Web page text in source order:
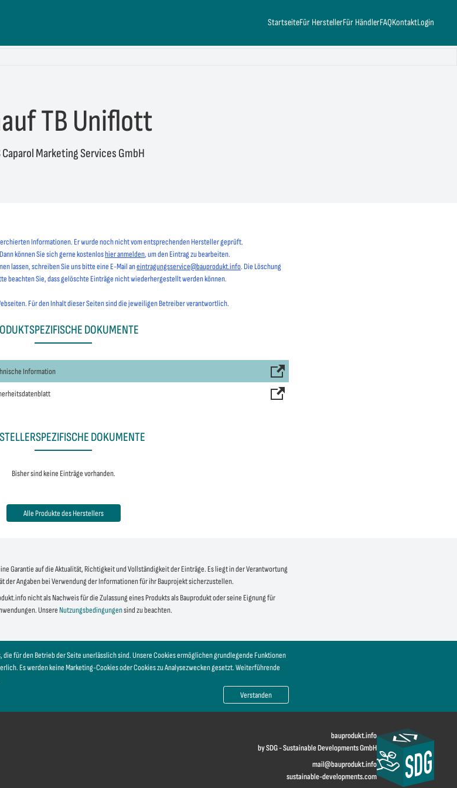
StartseiteFür HerstellerFür HändlerFAQKontaktLogin
TB Uniflott
Caparol Marketing Services GmbH
Informationen. Er wurde noch nicht vom entsprechenden Hersteller geprüft.
können Sie sich gerne kostenloshier anmelden, um den Eintrag zu bearbeiten.
lassen, schreiben Sie uns bitte eine E-Mail aneintragungsservice@bauprodukt.info. Die Löschung
beachten Sie, dass gelöschte Einträge nicht wiederhergestellt werden können.
Für den Inhalt dieser Seiten sind die jeweiligen Betreiber verantwortlich.
DOKUMENTE
Information
DOKUMENTE
Bisher sind keine Einträge vorhanden.
Alle Produkte des Herstellers
Garantie auf die Aktualität, Richtigkeit und Vollständigkeit der Einträge. Es liegt in der Verantwortung
der Angaben bei Verwendung der Informationen für ihr Bauprojekt sicherzustellen.
nicht als Nachweis für die Zulassung eines Produkts als Bauprodukt oder seine Eignung für
Unsere Nutzungsbedingungensind zu beachten.
für den Betrieb der Seite unerlässlich sind. Unsere Cookies ermöglichen grundlegende Funktionen
Es werden keine Marketing-Cookies oder Cookies zu Analysezwecken gesetzt. Weiterführende
Verstanden
bauprodukt.info
by SDG - Sustainable Developments GmbH
mail@bauprodukt.info
sustainable-developments.com